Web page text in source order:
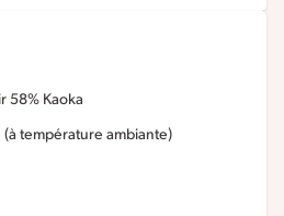
58% Kaoka
température ambiante)